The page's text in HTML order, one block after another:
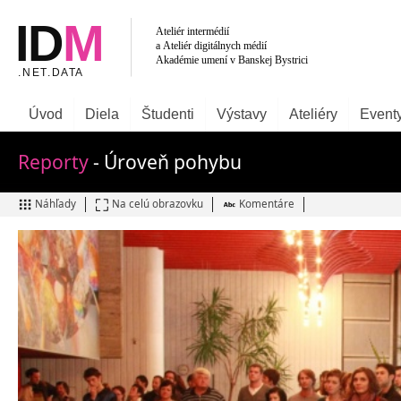
Úvod Diela Študenti Výstavy Ateliéry
Reporty- Úroveň pohybu
Náhľady Na celú obrazovku Komentáre